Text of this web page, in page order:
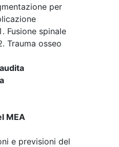
per
Fusione spinale
Trauma osseo
MEA
e previsioni del